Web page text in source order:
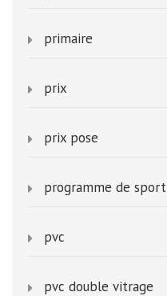
primaire
prix
prix pose
programme de sport
pvc
pvc double vitrage